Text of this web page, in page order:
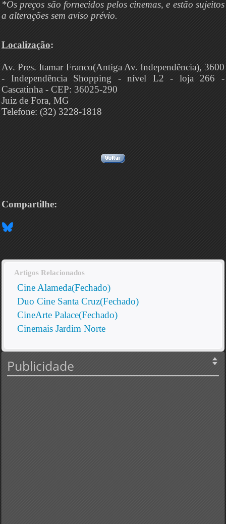
*Os preços são fornecidos pelos cinemas, e estão sujeitos
a alterações sem aviso prévio.
Localização:
Av. Pres. Itamar Franco(Antiga Av. Independência), 3600
- Independência Shopping - nível L2 - loja 266 -
Cascatinha - CEP: 36025-290
Juiz de Fora, MG
Telefone: (32) 3228-1818
Compartilhe:
Artigos Relacionados
Cine Alameda(Fechado)
Duo Cine Santa Cruz(Fechado)
CineArte Palace(Fechado)
Cinemais Jardim Norte
Publicidade